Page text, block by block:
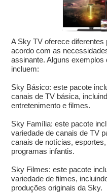
A Sky TV oferece
acordo com as
assinante. Alguns
incluem:
Sky Básico: este pacote
canais de TV básica,
entretenimento e filmes.
Sky Família: este pacote
variedade de canais de TV
canais de notícias,
programas infantis.
Sky Filmes: este pacote
variedade de filmes,
produções originais da Sky.